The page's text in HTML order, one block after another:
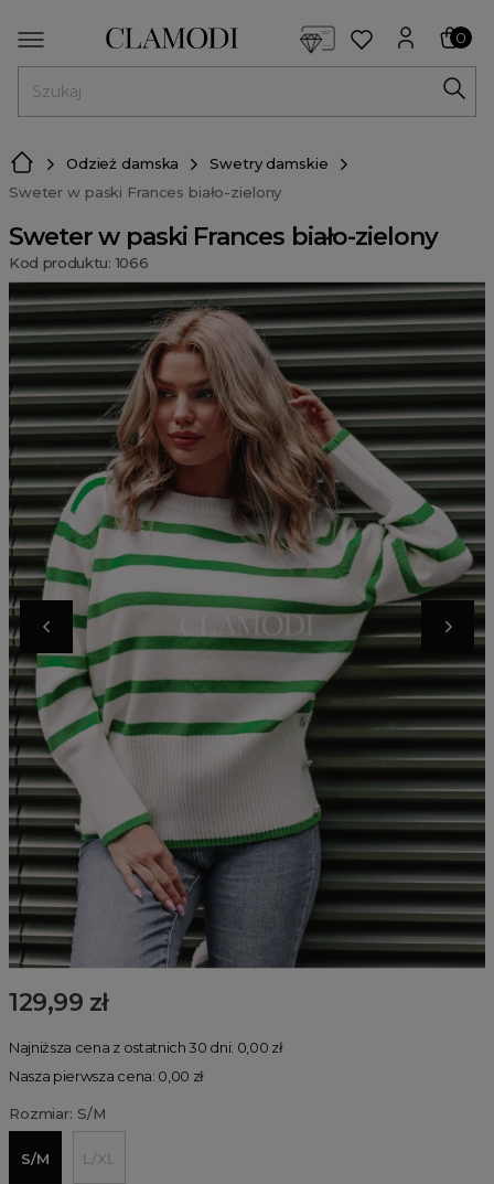
0
Odzież damska
Swetry damskie
Sweter w paski Frances biało-zielony
Sweter w paski Frances biało-zielony
Kod produktu: 1066
129,99 zł
Najniższa cena z ostatnich 30 dni: 0,00 zł
Nasza pierwsza cena: 0,00 zł
Rozmiar: S/M
S/M L/XL